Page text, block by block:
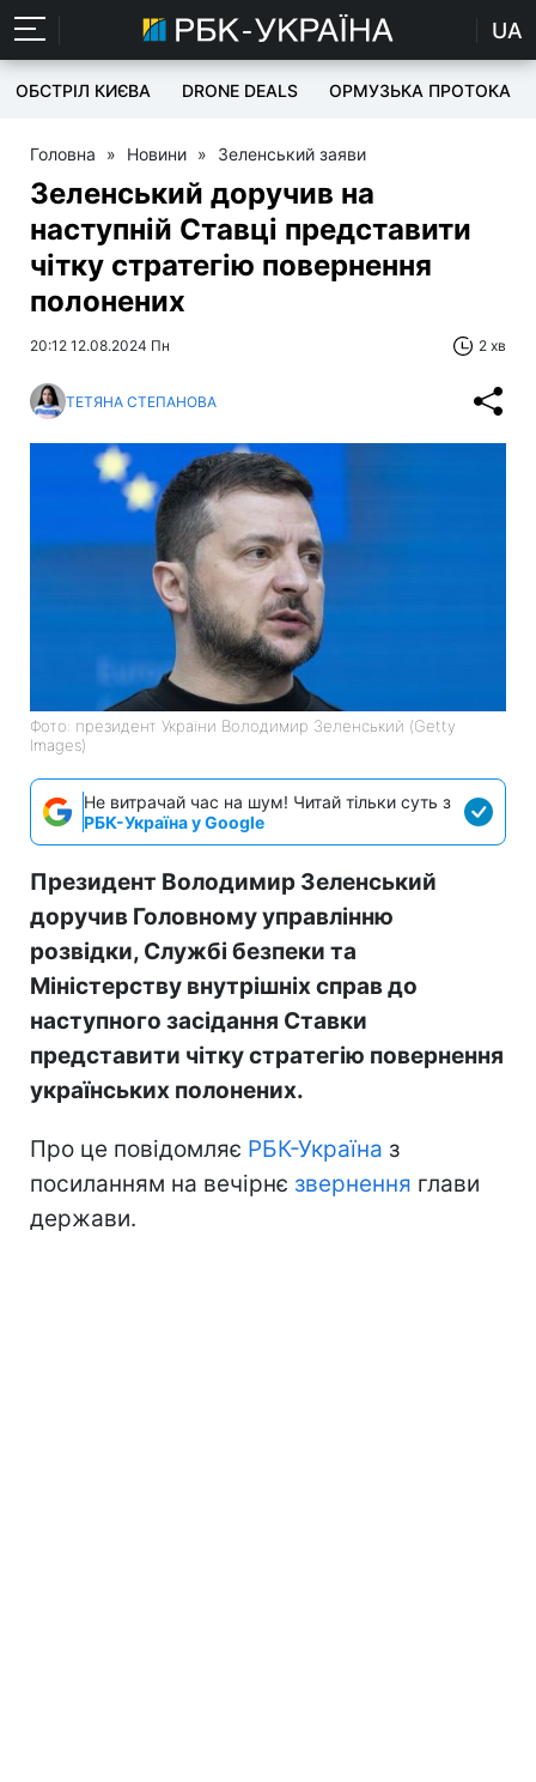
UA
ОБСТРІЛ КИЄВА DRONE DEALS ОРМУЗЬКА ПРОТОКА
Головна » Новини » Зеленський заяви
Зеленський доручив на
наступній Ставці представити
чітку стратегію повернення
полонених
20:12 12.08.2024 Пн 2 хв
ТЕТЯНА СТЕПАНОВА
Фото: президент України Володимир Зеленський (Getty
Images)
Не витрачай час на шум! Читай тільки суть з
РБК-Україна у Google
Президент Володимир Зеленський
доручив Головному управлінню
розвідки, Службі безпеки та
Міністерству внутрішніх справ до
наступного засідання Ставки
представити чітку стратегію повернення
українських полонених.
Про це повідомляє РБК-Україна з
посиланням на вечірнє звернення глави
держави.